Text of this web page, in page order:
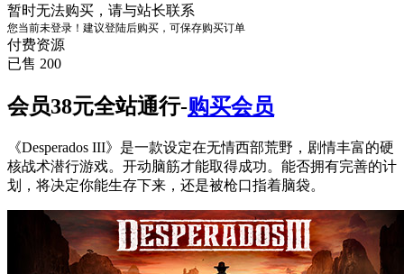
暂时无法购买，请与站长联系
您当前未登录！建议登陆后购买，可保存购买订单
付费资源
已售 200
会员38元全站通行-购买会员
《Desperados III》是一款设定在无情西部荒野，剧情丰富的硬
核战术潜行游戏。开动脑筋才能取得成功。能否拥有完善的计
划，将决定你能生存下来，还是被枪口指着脑袋。